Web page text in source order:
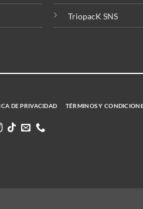
TriopacK SNS
DE PRIVACIDAD TÉRMINOS Y